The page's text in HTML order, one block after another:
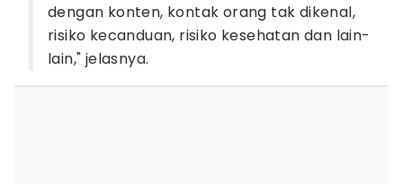
dengan konten, kontak orang tak dikenal,
risiko kecanduan, risiko kesehatan dan lain-
lain," jelasnya.